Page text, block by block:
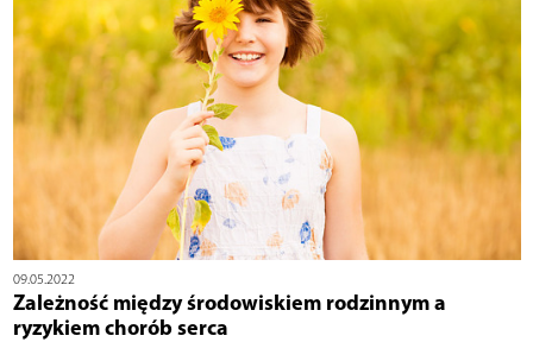
09.05.2022
Zależność między środowiskiem rodzinnym a
ryzykiem chorób serca